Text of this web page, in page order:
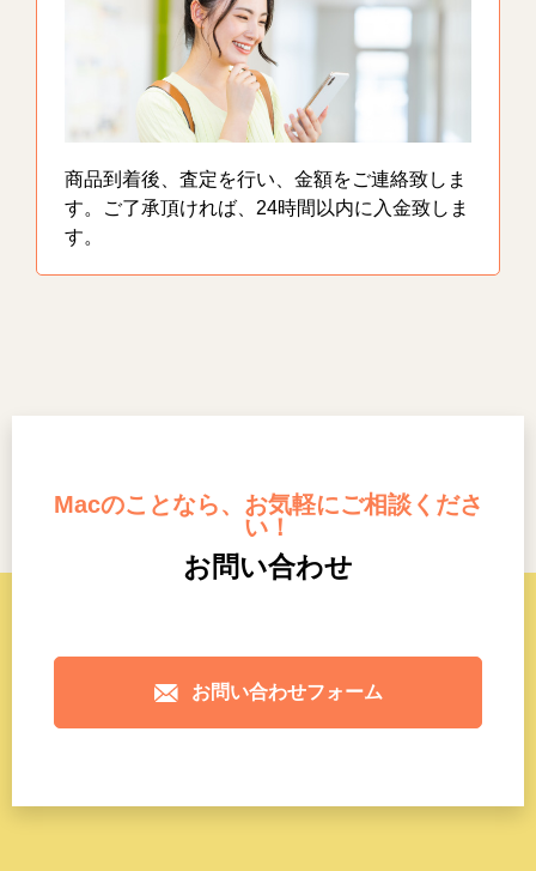
商品到着後、査定を行い、金額をご連絡致しま
す。ご了承頂ければ、24時間以内に入金致しま
す。
Macのことなら、お気軽にご相談くださ
い！
お問い合わせ
お問い合わせフォーム